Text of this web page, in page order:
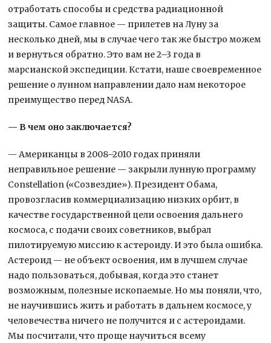
отработать способы и средства радиационной
защиты. Самое главное — прилетев на Луну за
несколько дней, мы в случае чего так же быстро можем
и вернуться обратно. Это вам не 2–3 года в
марсианской экспедиции. Кстати, наше своевременное
решение о лунном направлении дало нам некоторое
преимущество перед NASA.
— В чем оно заключается?
— Американцы в 2008–2010 годах приняли
неправильное решение — закрыли лунную программу
Constellation («Созвездие»). Президент Обама,
провозгласив коммерциализацию низких орбит, в
качестве государственной цели освоения дальнего
космоса, с подачи своих советников, выбрал
пилотируемую миссию к астероиду. И это была ошибка.
Астероид — не объект освоения, им в лучшем случае
надо пользоваться, добывая, когда это станет
возможным, полезные ископаемые. Но мы поняли, что,
не научившись жить и работать в дальнем космосе, у
человечества ничего не получится и с астероидами.
Мы посчитали, что проще научиться всему